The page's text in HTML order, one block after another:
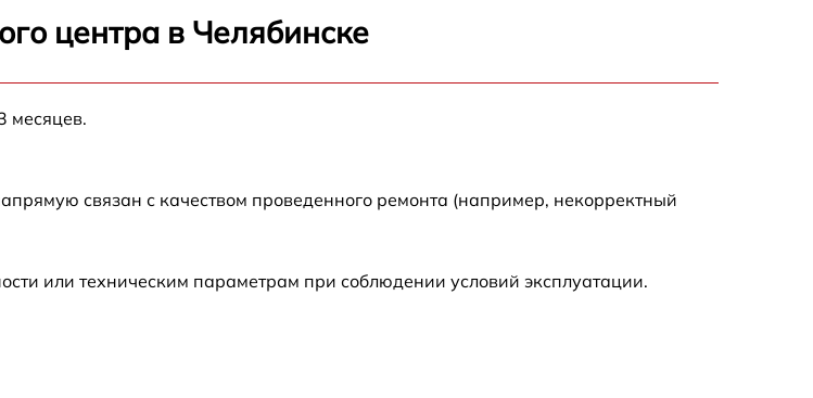
от 90 мин 1440 р
от 70 мин 1440 р
центра в Челябинске
месяцев.
связан с качеством проведенного ремонта (например, некорректный
или техническим параметрам при соблюдении условий эксплуатации.